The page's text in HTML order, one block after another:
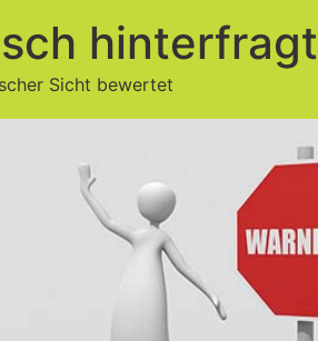
hinterfragt
Sicht bewertet